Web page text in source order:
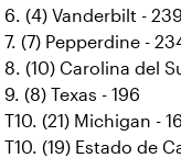
6. (4) Vanderbilt - 239
7. (7) Pepperdine -
8. (10) Carolina del
9. (8) Texas - 196
T10. (21) Michigan -
T10. (19) Estado de